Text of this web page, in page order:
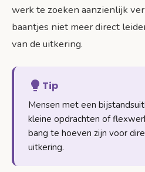
werk te zoeken aanzienlijk
baantjes niet meer direct
van de uitkering.
Tip
Mensen met een
kleine opdrachten of
bang te hoeven zijn voor
uitkering.